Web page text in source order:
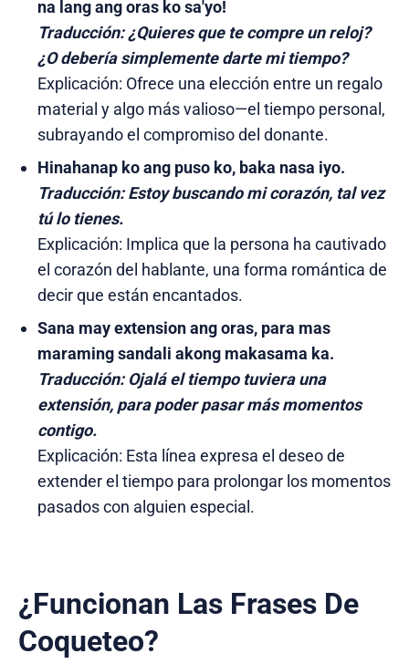
na lang ang oras ko sa'yo!
Traducción:¿Quieres que te compre un reloj?
¿O debería simplemente darte mi tiempo?
Explicación: Ofrece una elección entre un regalo
material y algo más valioso—el tiempo personal,
subrayando el compromiso del donante.
Hinahanap ko ang puso ko, baka nasa iyo.
Traducción:Estoy buscando mi corazón, tal vez
tú lo tienes.
Explicación: Implica que la persona ha cautivado
el corazón del hablante, una forma romántica de
decir que están encantados.
Sana may extension ang oras, para mas
maraming sandali akong makasama ka.
Traducción: Ojalá el tiempo tuviera una
extensión, para poder pasar más momentos
contigo.
Explicación: Esta línea expresa el deseo de
extender el tiempo para prolongar los momentos
pasados con alguien especial.
¿Funcionan Las Frases De
Coqueteo?